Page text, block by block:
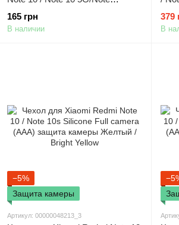
по всей плоскости
165 грн
В наличии
379
В
−5%
Защита камеры
Артикул: 00000048213_3